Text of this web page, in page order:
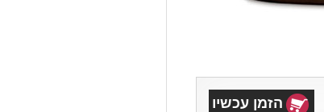
הזמן עכשיו